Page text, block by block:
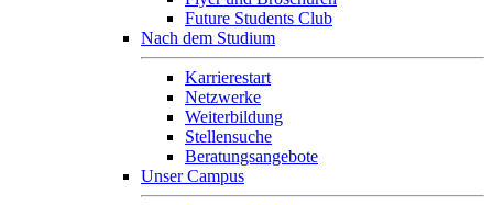
Future Students Club
Nach dem Studium
Karrierestart
Netzwerke
Weiterbildung
Stellensuche
Beratungsangebote
Unser Campus